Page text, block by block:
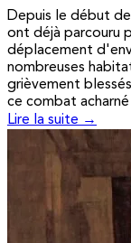
Depuis le début
ont déjà parcouru
déplacement
nombreuses
grièvement
ce combat
Lire la suite →